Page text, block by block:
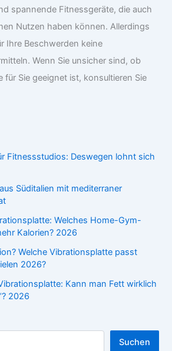
spannende Fitnessgeräte, die auch
Nutzen haben können. Allerdings
Ihre Beschwerden keine
Wenn Sie unsicher sind, ob
für Sie geeignet ist, konsultieren Sie
Fitnessstudios: Deswegen lohnt sich
Süditalien mit mediterraner
Welches Home-Gym-
Kalorien? 2026
Welche Vibrationsplatte passt
2026?
Kann man Fett wirklich
2026
Suchen